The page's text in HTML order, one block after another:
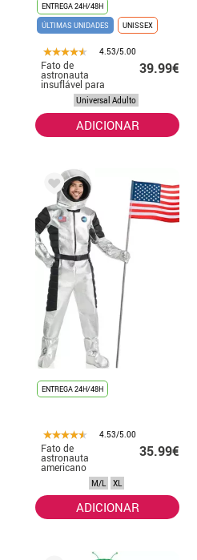
ENTREGA 24H/48H
ÚLTIMAS UNIDADES
UNISSEX
4.53/5.00
Fato de
astronauta
insuflável para
39.99€
Universal Adulto
ADICIONAR
ENTREGA 24H/48H
4.53/5.00
Fato de
astronauta
americano
prateado para
35.99€
M/L XL
ADICIONAR